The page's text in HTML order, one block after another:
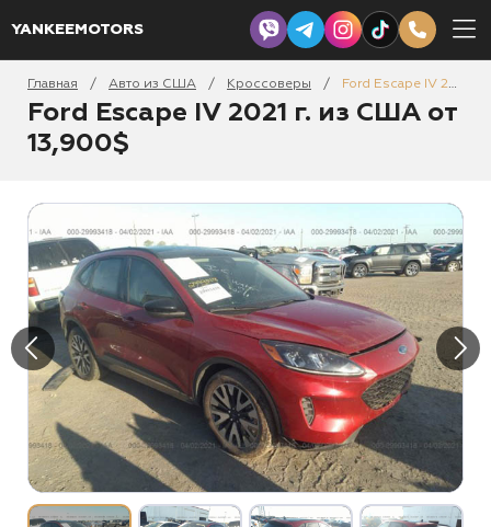
YANKEEMOTORS
Главная / Авто из США / Кроссоверы / Ford Escape IV 2021
Ford Escape IV 2021 г. из США от
13,900$